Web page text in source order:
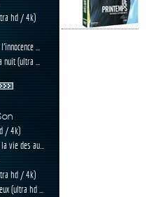
hd / 4k)
...
(ultra ...
/ 4k)
vie des au...
hd / 4k)
(ultra hd ...